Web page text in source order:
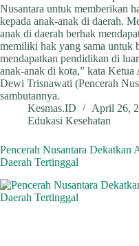
Nusantara untuk memberikan
kepada anak-anak di daerah.
anak di daerah berhak
memiliki hak yang sama untuk
mendapatkan pendidikan di
anak-anak di kota,” kata
Dewi Trisnawati (Pencerah
sambutannya.
Kesmas.ID
April 26,
Edukasi Kesehatan
Pencerah Nusantara Dekatkan
Daerah Tertinggal